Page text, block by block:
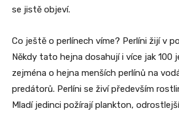
se jistě objeví.
Co ještě o perlínech víme? Perlíni žijí v
Někdy tato hejna dosahují i více jak 100
zejména o hejna menších perlínů na
predátorů. Perlíni se živí především
Mladí jedinci požírají plankton,